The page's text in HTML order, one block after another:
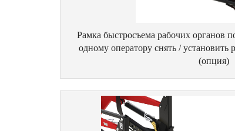
Рамка быстросъема рабочих органов
одному оператору снять /
(опция)